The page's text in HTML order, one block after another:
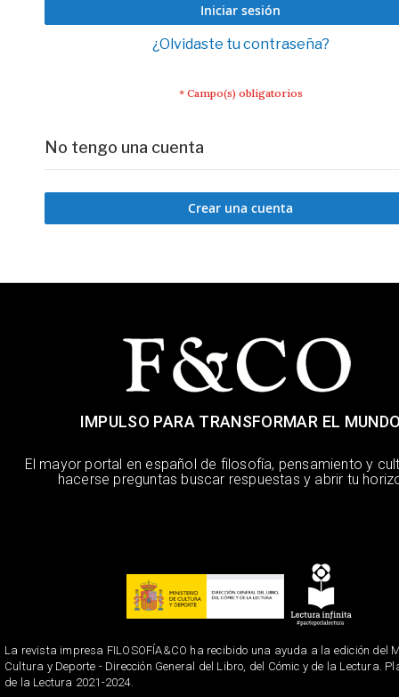
Iniciar sesión
¿Olvidaste tu contraseña?
No tengo una cuenta
Crear una cuenta
IMPULSO PARA TRANSFORMAR EL
El mayor portal en español de filosofía, pensamiento y
hacerse preguntas buscar respuestas y abrir tu
La revista impresa FILOSOFÍA&CO ha recibido una ayuda a la edición del
Cultura y Deporte - Dirección General del Libro, del Cómic y de la Lectura.
de la Lectura 2021-2024.